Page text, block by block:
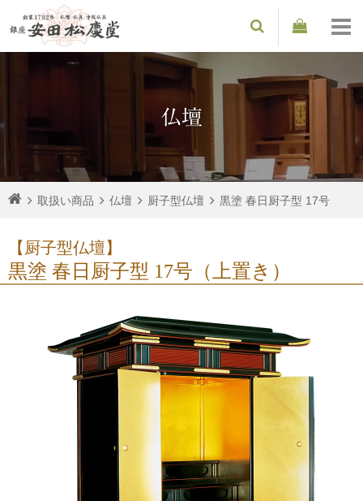
仏壇
取扱い商品 仏壇 厨子型仏壇 黒塗 春日厨子型 17号
【厨子型仏壇】
黒塗 春日厨子型 17号（上置き）